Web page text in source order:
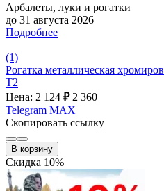
Арбалеты, луки и рогатки
до 31 августа 2026
Подробнее
(1)
Рогатка металлическая
T2
Цена: 2 124 ₽ 2 360
Telegram MAX
Скопировать ссылку
В корзину
Скидка 10%